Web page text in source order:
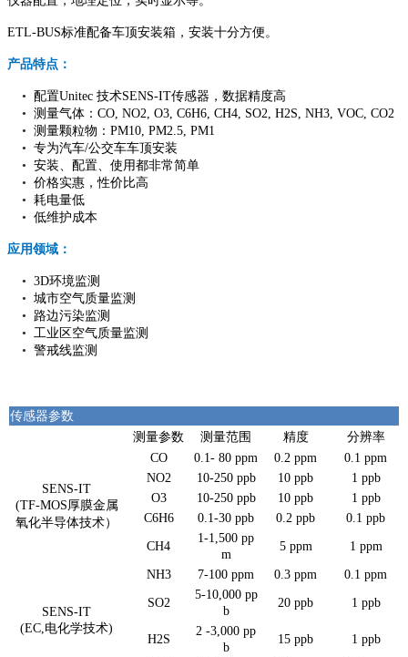
ETL-BUS标准配备车顶安装箱，安装十分方便。
产品特点：
• 配置Unitec 技术SENS-IT传感器，数据精度高
• 测量气体：CO, NO2, O3, C6H6, CH4, SO2, H2S, NH3, VOC, CO2
• 测量颗粒物：PM10, PM2.5, PM1
• 专为汽车/公交车车顶安装
• 安装、配置、使用都非常简单
• 价格实惠，性价比高
• 耗电量低
• 低维护成本
应用领域：
• 3D环境监测
• 城市空气质量监测
• 路边污染监测
• 工业区空气质量监测
• 警戒线监测
传感器参数
测量参数
测量范围 精度 分辨率
SENS-IT
(TF-MOS厚膜金属
氧化半导体技术）
CO 0.1- 80 ppm 0.2 ppm
0.1 ppm
NO2
10-250 ppb 10 ppb
1 ppb
O3
10-250 ppb 10 ppb
1 ppb
C6H6
0.1-30 ppb 0.2 ppb 0.1 ppb
CH4
1-1,500 pp
m
5 ppm 1 ppm
SENS-IT
(EC,电化学技术)
NH3 7-100 ppm 0.3 ppm 0.1 ppm
SO2
5-10,000 pp
b
20 ppb 1 ppb
H2S
2 -3,000 pp
b
15 ppb 1 ppb